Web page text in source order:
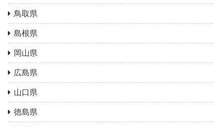
鳥取県
島根県
岡山県
広島県
山口県
徳島県